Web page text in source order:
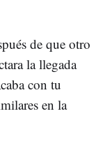
de que otro
la llegada
con tu
en la